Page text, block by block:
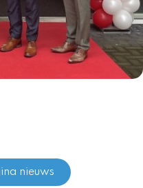
nieuws